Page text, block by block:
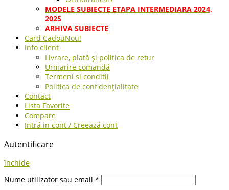
MODELE SUBIECTE ETAPA INTERMEDIARA 2024,
2025
ARHIVA SUBIECTE
Card CadouNou!
Info client
Livrare, plată și politica de retur
Urmarire comandă
Termeni si conditii
Politica de confidențialitate
Contact
Lista Favorite
Compare
Intră in cont / Creează cont
Autentificare
închide
Nume utilizator sau email *